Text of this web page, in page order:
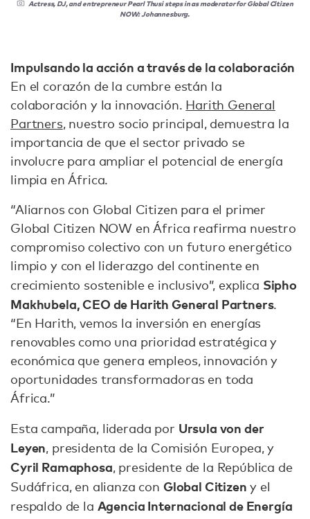
Actress, DJ, and entrepreneur Pearl Thusi steps in as moderator for Global Citizen
NOW: Johannesburg.
Impulsando la acción a través de la colaboración
En el corazón de la cumbre están la
colaboración y la innovación. Harith General
Partners, nuestro socio principal, demuestra la
importancia de que el sector privado se
involucre para ampliar el potencial de energía
limpia en África.
“Aliarnos con Global Citizen para el primer
Global Citizen NOW en África reafirma nuestro
compromiso colectivo con un futuro energético
limpio y con el liderazgo del continente en
crecimiento sostenible e inclusivo”, explica Sipho
Makhubela, CEO de Harith General Partners.
“En Harith, vemos la inversión en energías
renovables como una prioridad estratégica y
económica que genera empleos, innovación y
oportunidades transformadoras en toda
África.”
Esta campaña, liderada por Ursula von der
Leyen, presidenta de la Comisión Europea, y
Cyril Ramaphosa, presidente de la República de
Sudáfrica, en alianza con Global Citizen y el
respaldo de la Agencia Internacional de Energía